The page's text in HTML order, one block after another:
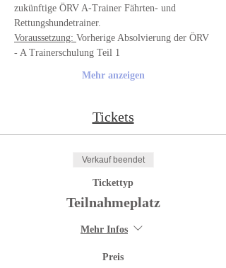
zukünftige ÖRV A-Trainer Fährten- und
Rettungshundetrainer.
Voraussetzung: Vorherige Absolvierung der ÖRV
- A Trainerschulung Teil 1
Mehr anzeigen
Tickets
Verkauf beendet
Tickettyp
Teilnahmeplatz
Mehr Infos
Preis